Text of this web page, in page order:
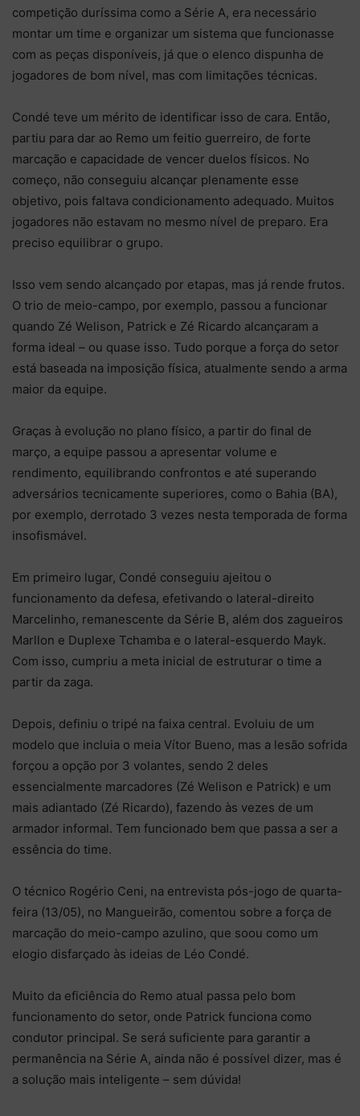
competição duríssima como a Série A, era necessário
montar um time e organizar um sistema que funcionasse
com as peças disponíveis, já que o elenco dispunha de
jogadores de bom nível, mas com limitações técnicas.
Condé teve um mérito de identificar isso de cara. Então,
partiu para dar ao Remo um feitio guerreiro, de forte
marcação e capacidade de vencer duelos físicos. No
começo, não conseguiu alcançar plenamente esse
objetivo, pois faltava condicionamento adequado. Muitos
jogadores não estavam no mesmo nível de preparo. Era
preciso equilibrar o grupo.
Isso vem sendo alcançado por etapas, mas já rende frutos.
O trio de meio-campo, por exemplo, passou a funcionar
quando Zé Welison, Patrick e Zé Ricardo alcançaram a
forma ideal – ou quase isso. Tudo porque a força do setor
está baseada na imposição física, atualmente sendo a arma
maior da equipe.
Graças à evolução no plano físico, a partir do final de
março, a equipe passou a apresentar volume e
rendimento, equilibrando confrontos e até superando
adversários tecnicamente superiores, como o Bahia (BA),
por exemplo, derrotado 3 vezes nesta temporada de forma
insofismável.
Em primeiro lugar, Condé conseguiu ajeitou o
funcionamento da defesa, efetivando o lateral-direito
Marcelinho, remanescente da Série B, além dos zagueiros
Marllon e Duplexe Tchamba e o lateral-esquerdo Mayk.
Com isso, cumpriu a meta inicial de estruturar o time a
partir da zaga.
Depois, definiu o tripé na faixa central. Evoluiu de um
modelo que incluia o meia Vítor Bueno, mas a lesão sofrida
forçou a opção por 3 volantes, sendo 2 deles
essencialmente marcadores (Zé Welison e Patrick) e um
mais adiantado (Zé Ricardo), fazendo às vezes de um
armador informal. Tem funcionado bem que passa a ser a
essência do time.
O técnico Rogério Ceni, na entrevista pós-jogo de quarta-
feira (13/05), no Mangueirão, comentou sobre a força de
marcação do meio-campo azulino, que soou como um
elogio disfarçado às ideias de Léo Condé.
Muito da eficiência do Remo atual passa pelo bom
funcionamento do setor, onde Patrick funciona como
condutor principal. Se será suficiente para garantir a
permanência na Série A, ainda não é possível dizer, mas é
a solução mais inteligente – sem dúvida!